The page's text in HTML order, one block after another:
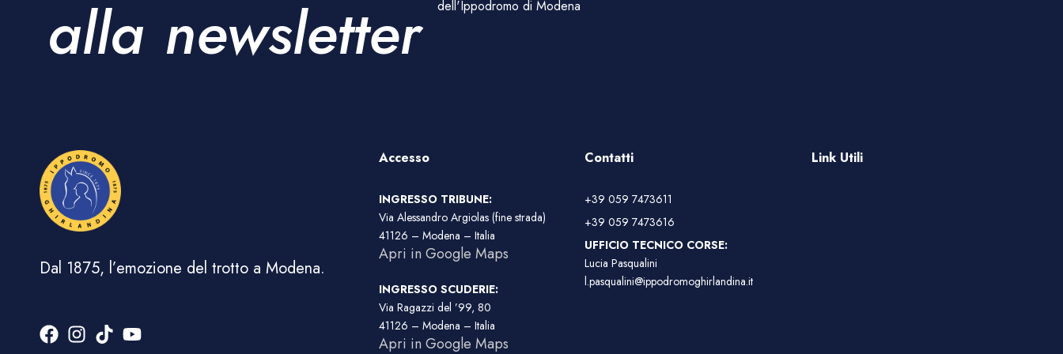
alla newsletter
dell'Ippodromo di Modena
Dal 1875, l’emozione del trotto a Modena.
Accesso
INGRESSO TRIBUNE:
Via Alessandro Argiolas (fine strada)
41126 – Modena – Italia
Apri in Google Maps
INGRESSO SCUDERIE:
Via Ragazzi del ’99, 80
41126 – Modena – Italia
Apri in Google Maps
Contatti
+39 059 7473611
+39 059 7473616
UFFICIO TECNICO CORSE:
Lucia Pasqualini
l.pasqualini@ippodromoghirlandina.it
Link Utili